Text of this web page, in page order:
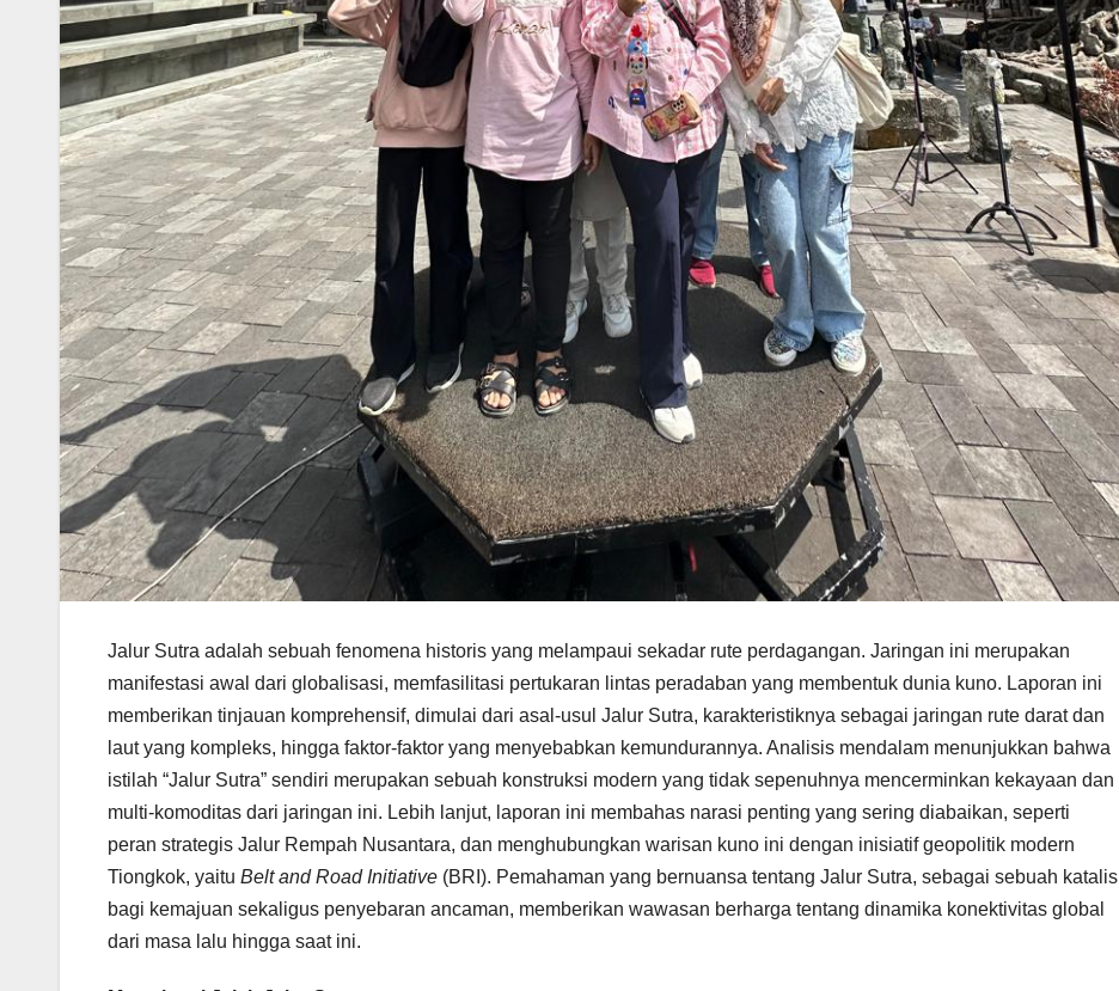
Jalur Sutra adalah sebuah fenomena historis yang melampaui sekadar rute perdagangan. Jaringan ini merupakan
manifestasi awal dari globalisasi, memfasilitasi pertukaran lintas peradaban yang membentuk dunia kuno. Laporan ini
memberikan tinjauan komprehensif, dimulai dari asal-usul Jalur Sutra, karakteristiknya sebagai jaringan rute darat dan
laut yang kompleks, hingga faktor-faktor yang menyebabkan kemundurannya. Analisis mendalam menunjukkan bahwa
istilah “Jalur Sutra” sendiri merupakan sebuah konstruksi modern yang tidak sepenuhnya mencerminkan kekayaan dan
multi-komoditas dari jaringan ini. Lebih lanjut, laporan ini membahas narasi penting yang sering diabaikan, seperti
peran strategis Jalur Rempah Nusantara, dan menghubungkan warisan kuno ini dengan inisiatif geopolitik modern
Tiongkok, yaitu Belt and Road Initiative (BRI). Pemahaman yang bernuansa tentang Jalur Sutra, sebagai sebuah katalis
bagi kemajuan sekaligus penyebaran ancaman, memberikan wawasan berharga tentang dinamika konektivitas global
dari masa lalu hingga saat ini.